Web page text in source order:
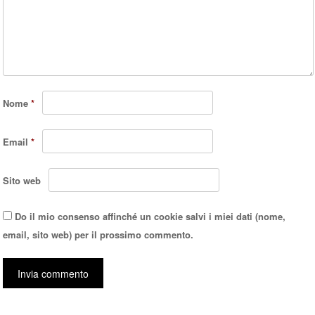
Nome*
Email*
Sito web
Do il mio consenso affinché un cookie salvi i miei dati (nome,
email, sito web) per il prossimo commento.